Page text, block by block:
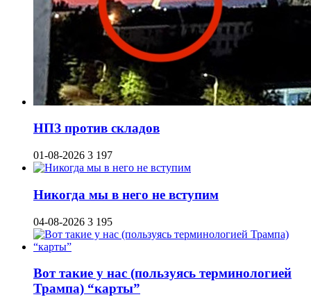
НПЗ против складов
01-08-2026 3 197
Никогда мы в него не вступим
04-08-2026 3 195
Вот такие у нас (пользуясь терминологией
Трампа) “карты”